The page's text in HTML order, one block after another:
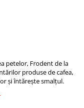
petelor, Frodent de la
produse de cafea,
și întărește smalțul.